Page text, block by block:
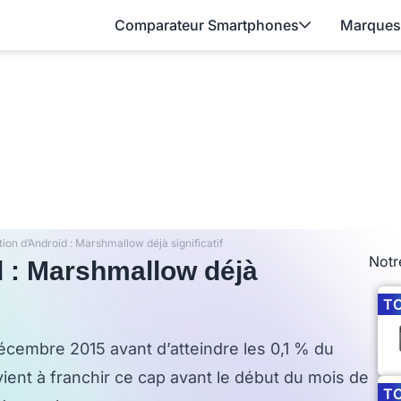
Comparateur Smartphones Marques
d’Android : Marshmallow déjà significatif
: Marshmallow déjà
2015 avant d’atteindre les 0,1 % du
à franchir ce cap avant le début du mois de